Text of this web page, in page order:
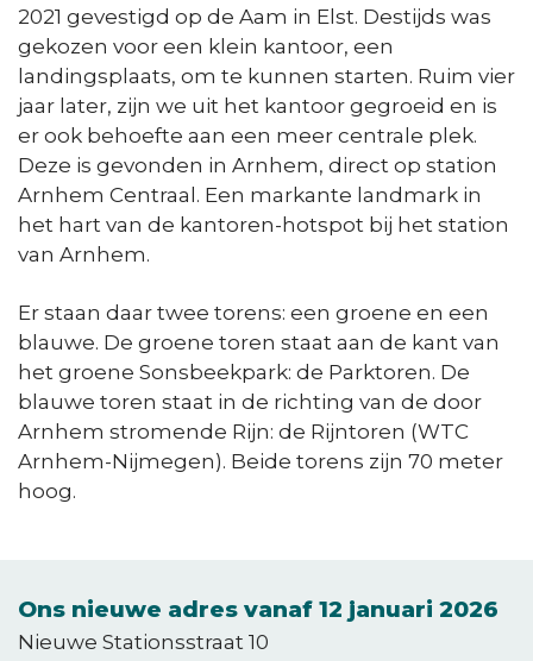
2021 gevestigd op de Aam in Elst. Destijds was
gekozen voor een klein kantoor, een
landingsplaats, om te kunnen starten. Ruim vier
jaar later, zijn we uit het kantoor gegroeid en is
er ook behoefte aan een meer centrale plek.
Deze is gevonden in Arnhem, direct op station
Arnhem Centraal. Een markante landmark in
het hart van de kantoren-hotspot bij het station
van Arnhem.
Er staan daar twee torens: een groene en een
blauwe. De groene toren staat aan de kant van
het groene Sonsbeekpark: de Parktoren. De
blauwe toren staat in de richting van de door
Arnhem stromende Rijn: de Rijntoren (WTC
Arnhem-Nijmegen). Beide torens zijn 70 meter
hoog.
Ons nieuwe adres vanaf 12 januari 2026
Nieuwe Stationsstraat 10